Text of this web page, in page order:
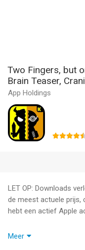
Two Fingers, but
Brain Teaser,
App Holdings
LET OP: Downloads
de meest actuele prijs,
hebt een actief Apple
You have two fingers
Meer